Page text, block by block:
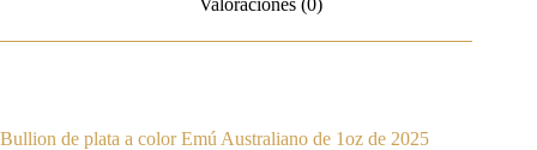
Bullion de plata a color Emú Australiano de 1oz de 2025